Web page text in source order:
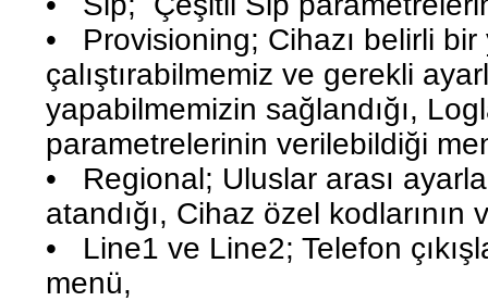
• Provisioning; Cihazı belirli bir
çalıştırabilmemiz ve gerekli
yapabilmemizin sağlandığı,
parametrelerinin verilebildiği
• Regional; Uluslar arası
atandığı, Cihaz özel kodlarının
• Line1 ve Line2; Telefon
menü,